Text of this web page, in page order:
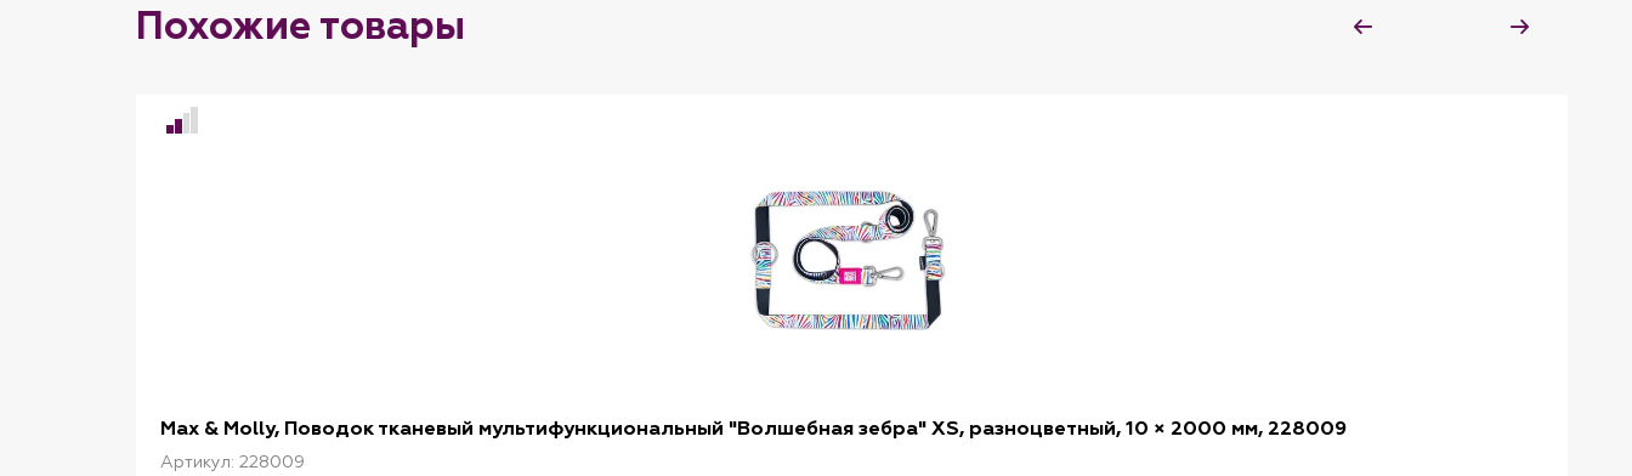
Похожие товары
Max & Molly, Поводок тканевый мультифункциональный "Волшебная зебра" XS, разноцветный, 10 × 2000 мм, 228009
Артикул: 228009